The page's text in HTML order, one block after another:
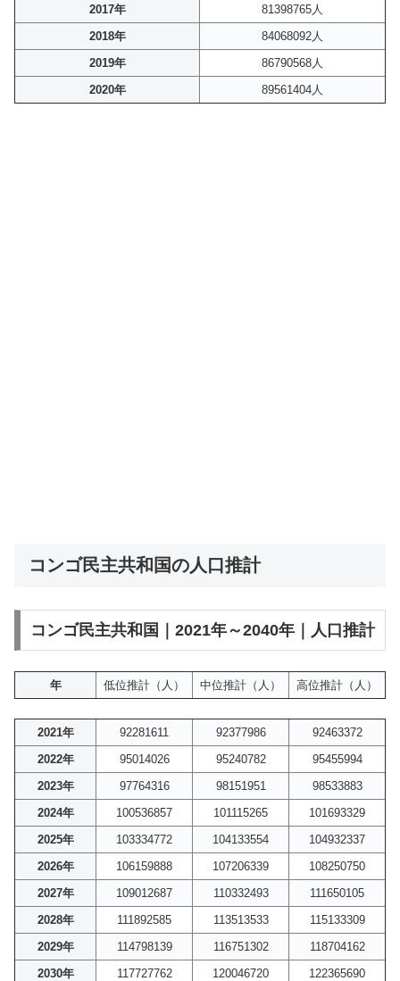
2017年
81398765人
2018年
84068092人
2019年
86790568人
2020年
89561404人
コンゴ民主共和国の人口推計
コンゴ民主共和国｜2021年～2040年｜人口推計
年 低位推計（人） 中位推計（人） 高位推計（人）
2021年 92281611 92377986
92463372
2022年
95014026 95240782
95455994
2023年
97764316 98151951
98533883
2024年
100536857 101115265
101693329
2025年
103334772 104133554
104932337
2026年
106159888 107206339
108250750
2027年
109012687 110332493
111650105
2028年
111892585 113513533
115133309
2029年
114798139 116751302
118704162
2030年
117727762 120046720
122365690